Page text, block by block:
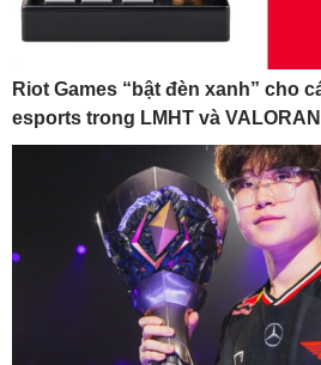
Riot Games “bật đèn xanh” cho
esports trong LMHT và